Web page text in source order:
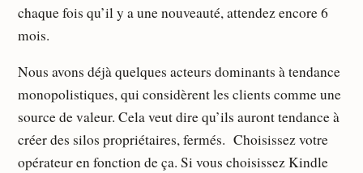
chaque fois qu’il y a une nouveauté, attendez encore 6
mois.
Nous avons déjà quelques acteurs dominants à tendance
monopolistiques, qui considèrent les clients comme une
source de valeur. Cela veut dire qu’ils auront tendance à
créer des silos propriétaires, fermés. Choisissez votre
opérateur en fonction de ça. Si vous choisissez Kindle